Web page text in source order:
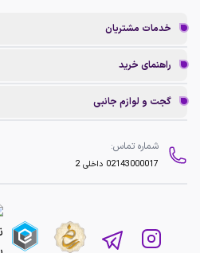
خدمات مشتریان
راهنمای خرید
گجت و لوازم جانبی
شماره تماس:
02143000017 داخلی 2